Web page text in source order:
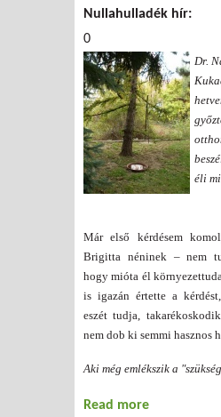
Nullahulladék hír:
0
Dr.
éli
Már első kérdésem
Brigitta néninek – nem
hogy mióta él
is igazán értette a
eszét tudja,
nem dob ki semmi hasznos
Aki még emlékszik a
Read more